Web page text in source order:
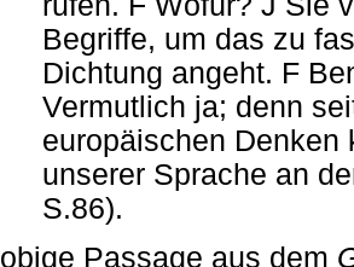
Begriffe, um das zu
Dichtung angeht. F
Vermutlich ja; denn
europäischen Denken
unserer Sprache an
S.86).
Passage aus dem